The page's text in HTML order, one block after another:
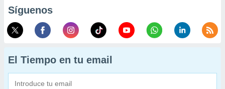
Síguenos
El Tiempo en tu email